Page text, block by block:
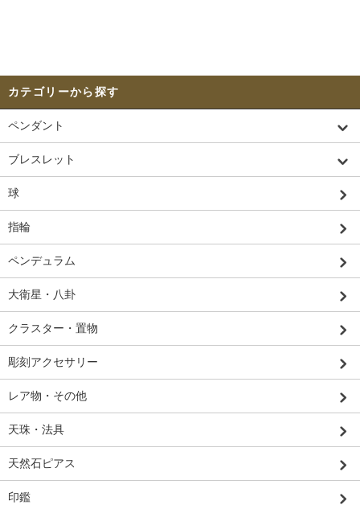
カテゴリーから探す
ペンダント
ブレスレット
球
指輪
ペンデュラム
大衛星・八卦
クラスター・置物
彫刻アクセサリー
レア物・その他
天珠・法具
天然石ピアス
印鑑